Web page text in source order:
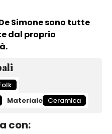
Simone sono tutte
dal proprio
Materiale Ceramica
con: